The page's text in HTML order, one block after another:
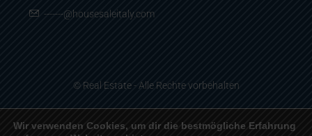
-------@housesaleitaly.com
© Real Estate - Alle Rechte vorbehalten
Wir verwenden Cookies, um dir die bestmögliche Erfahrung